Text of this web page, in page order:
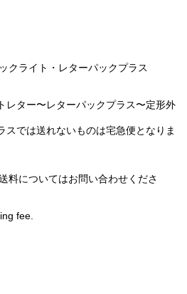
クライト・レターパックプラス
ター〜レターパックプラス〜定形外
スでは送れないものは宅急便となりま
料についてはお問い合わせくださ
fee.